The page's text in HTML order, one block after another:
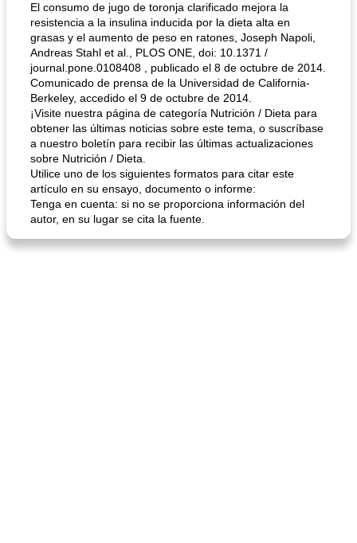
El consumo de jugo de toronja clarificado mejora la
resistencia a la insulina inducida por la dieta alta en
grasas y el aumento de peso en ratones, Joseph Napoli,
Andreas Stahl et al., PLOS ONE, doi: 10.1371 /
journal.pone.0108408 , publicado el 8 de octubre de 2014.
Comunicado de prensa de la Universidad de California-
Berkeley, accedido el 9 de octubre de 2014.
¡Visite nuestra página de categoría Nutrición / Dieta para
obtener las últimas noticias sobre este tema, o suscríbase
a nuestro boletín para recibir las últimas actualizaciones
sobre Nutrición / Dieta.
Utilice uno de los siguientes formatos para citar este
artículo en su ensayo, documento o informe:
Tenga en cuenta: si no se proporciona información del
autor, en su lugar se cita la fuente.